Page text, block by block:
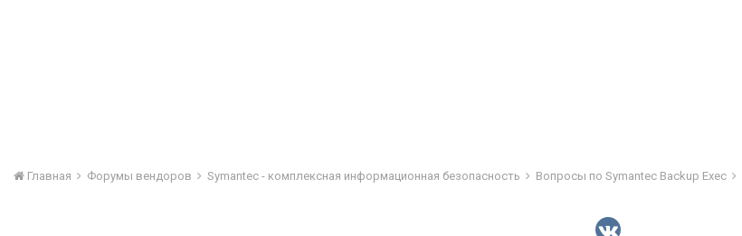
Главная Форумы вендоров Symantec - комплексная информационная безопасность Вопросы по Symantec Backup Exec